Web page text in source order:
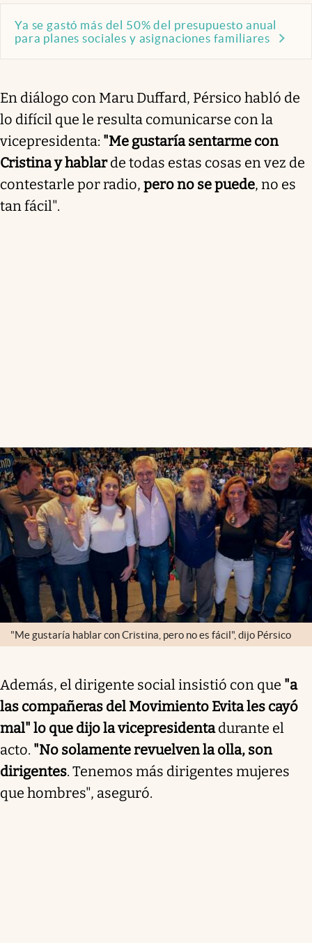
Ya se gastó más del 50% del presupuesto anual
para planes sociales y asignaciones familiares
En diálogo con Maru Duffard, Pérsico habló de
lo difícil que le resulta comunicarse con la
vicepresidenta: "Me gustaría sentarme con
Cristina y hablarde todas estas cosas en vez de
contestarle por radio, pero no se puede, no es
tan fácil".
"Me gustaría hablar con Cristina, pero no es fácil", dijo Pérsico
Además, el dirigente social insistió con que "a
las compañeras del Movimiento Evita les cayó
mal" lo que dijo la vicepresidentadurante el
acto. "No solamente revuelven la olla, son
dirigentes. Tenemos más dirigentes mujeres
que hombres", aseguró.